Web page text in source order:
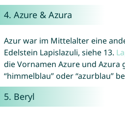
4. Azure& Azura
Azur war im Mittelalter eine
Edelstein Lapislazuli, siehe 13.
die Vornamen Azure und Azura
“himmelblau” oder “azurblau”
5. Beryl